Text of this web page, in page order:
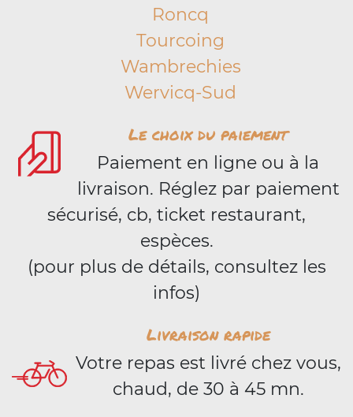
Roncq
Tourcoing
Wambrechies
Wervicq-Sud
Le choix du paiement
Paiement en ligne ou à la
livraison. Réglez par paiement
sécurisé, cb, ticket restaurant,
espèces.
(pour plus de détails, consultez les
infos)
Livraison rapide
Votre repas est livré chez vous,
chaud, de 30 à 45 mn.